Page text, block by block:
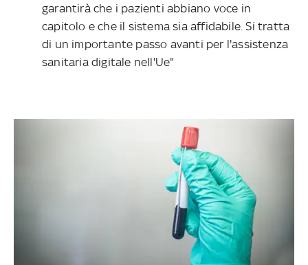
garantirà che i pazienti abbiano voce in
capitolo e che il sistema sia affidabile. Si tratta
di un importante passo avanti per l'assistenza
sanitaria digitale nell'Ue"